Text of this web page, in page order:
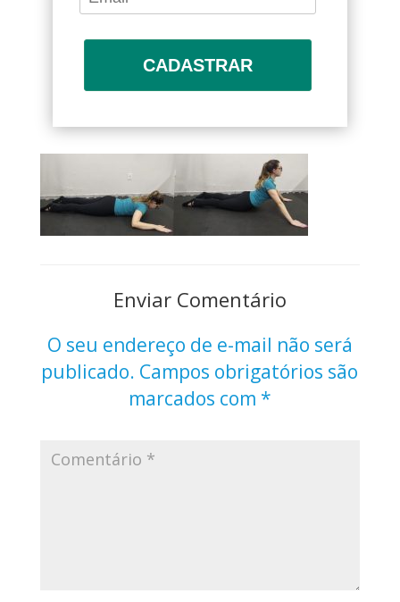
CADASTRAR
Enviar Comentário
O seu endereço de e-mail não será
publicado. Campos obrigatórios são
marcados com *